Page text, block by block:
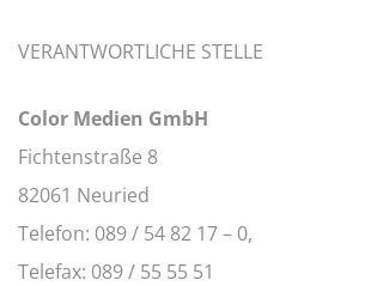
VERANTWORTLICHE STELLE
Color Medien GmbH
Fichtenstraße 8
82061 Neuried
Telefon: 089 / 54 82 17 – 0,
Telefax: 089 / 55 55 51